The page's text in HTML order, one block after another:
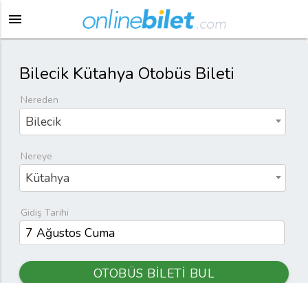
menu
Bilecik Kütahya Otobüs Bileti
Nereden
Bilecik
Nereye
Kütahya
Gidiş Tarihi
OTOBÜS BİLETİ BUL